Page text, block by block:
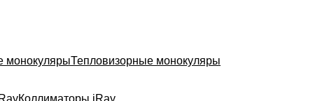
Тепловизорные монокуляры
Коллиматоры iRay